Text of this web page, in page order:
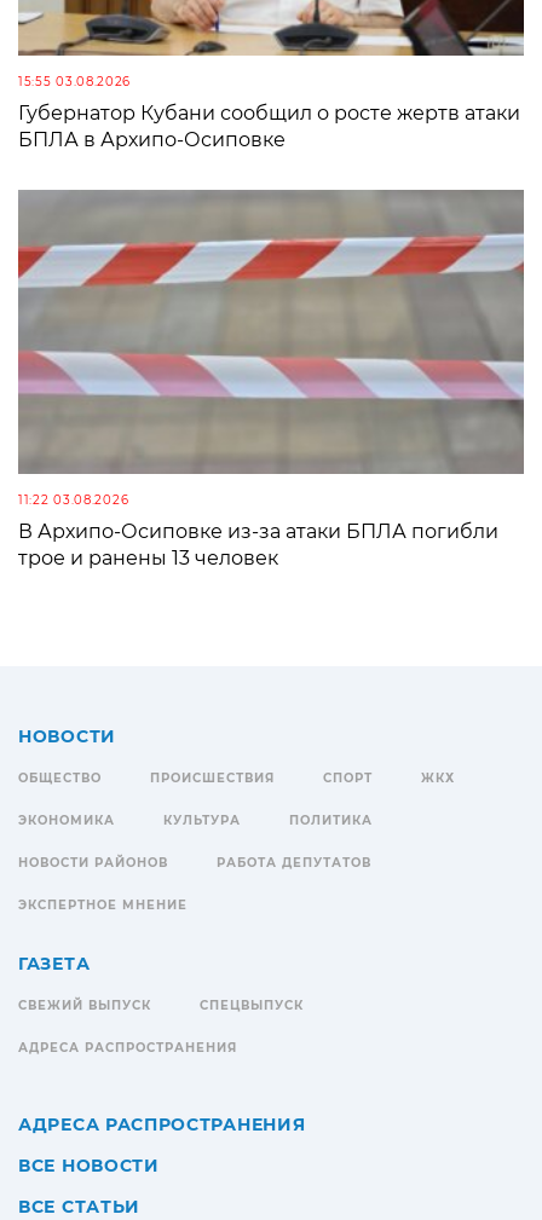
15:55 03.08.2026
Губернатор Кубани сообщил о росте жертв атаки
БПЛА в Архипо-Осиповке
11:22 03.08.2026
В Архипо-Осиповке из-за атаки БПЛА погибли
трое и ранены 13 человек
НОВОСТИ
ОБЩЕСТВО ПРОИСШЕСТВИЯ СПОРТ ЖКХ
ЭКОНОМИКА КУЛЬТУРА ПОЛИТИКА
НОВОСТИ РАЙОНОВ РАБОТА ДЕПУТАТОВ
ЭКСПЕРТНОЕ МНЕНИЕ
ГАЗЕТА
СВЕЖИЙ ВЫПУСК СПЕЦВЫПУСК
АДРЕСА РАСПРОСТРАНЕНИЯ
АДРЕСА РАСПРОСТРАНЕНИЯ
ВСЕ НОВОСТИ
ВСЕ СТАТЬИ